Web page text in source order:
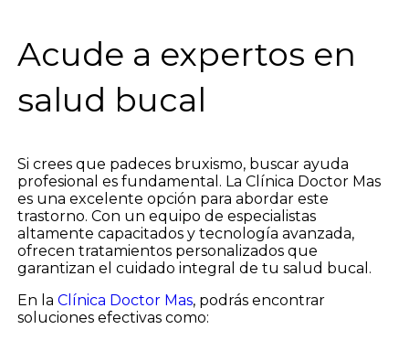
Acude a expertos en
salud bucal
Si crees que padeces bruxismo, buscar ayuda
profesional es fundamental. La Clínica Doctor Mas
es una excelente opción para abordar este
trastorno. Con un equipo de especialistas
altamente capacitados y tecnología avanzada,
ofrecen tratamientos personalizados que
garantizan el cuidado integral de tu salud bucal.
En la Clínica Doctor Mas, podrás encontrar
soluciones efectivas como: